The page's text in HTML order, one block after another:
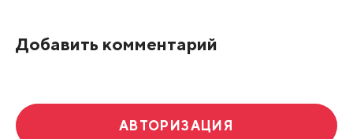
Добавить комментарий
АВТОРИЗАЦИЯ